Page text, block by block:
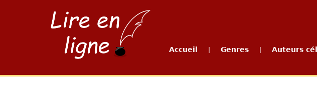
Accueil Genres Auteurs